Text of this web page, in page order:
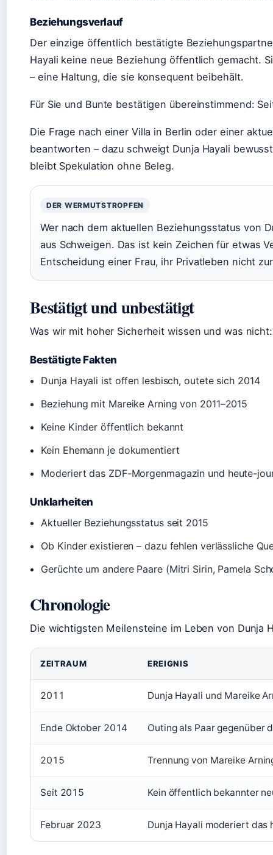
Beziehungsverlauf
Der einzige öffentlich bestätigte
Hayali keine neue Beziehung öffentlich gemacht.
– eine Haltung, die sie konsequent beibehält.
Für Sie und Bunte bestätigen übereinstimmend:
Die Frage nach einer Villa in Berlin oder einer
beantworten – dazu schweigt Dunja Hayali
bleibt Spekulation ohne Beleg.
DER WERMUTSTROPFEN
Wer nach dem aktuellen Beziehungsstatus von
aus Schweigen. Das ist kein Zeichen für etwas
Entscheidung einer Frau, ihr Privatleben nicht
Bestätigt und unbestätigt
Was wir mit hoher Sicherheit wissen und was nicht:
Bestätigte Fakten
Dunja Hayali ist offen lesbisch, outete sich 2014
Beziehung mit Mareike Arning von 2011–2015
Keine Kinder öffentlich bekannt
Kein Ehemann je dokumentiert
Moderiert das ZDF-Morgenmagazin und heute-
Unklarheiten
Aktueller Beziehungsstatus seit 2015
Ob Kinder existieren – dazu fehlen verlässliche
Gerüchte um andere Paare (Mitri Sirin, Pamela
Chronologie
Die wichtigsten Meilensteine im Leben von Dunja
ZEITRAUM EREIGNIS
2011 Dunja Hayali und Mareike
Ende Oktober 2014 Outing als Paar gegenüber
2015 Trennung von Mareike
Seit 2015 Kein öffentlich bekannter
Februar 2023 Dunja Hayali moderiert das